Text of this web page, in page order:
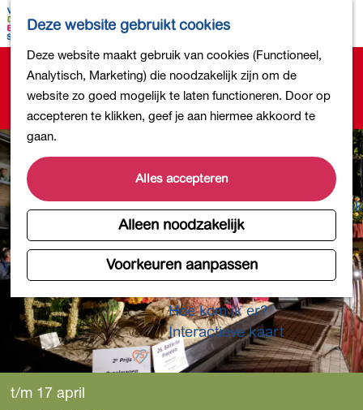
Deze website gebruikt cookies
Deze website maakt gebruik van cookies (Functioneel,
Analytisch, Marketing) die noodzakelijk zijn om de
website zo goed mogelijk te laten functioneren. Door op
accepteren te klikken, geef je aan hiermee akkoord te
gaan.
Alles accepteren
Alleen noodzakelijk
Voorkeuren aanpassen
a
r
d
e
h
o
m
e
K
a
r
t
Z
e
k
e
n
e
n
u
Bollen en Bloemen
Uit eten
DB4daagse - Inschrijven
Kinderactiviteiten
De natuur in
Musea en meer
Producten uit de Bollenstreek
Gezond en actief
Overnachten
Hoe kom ik er?
Interactieve kaart
Sorry, deze activiteit is niet meer beschikbaar.
Bekijk het
actuele aanbod
voor de beschikbare
opties.
t/m 17 april